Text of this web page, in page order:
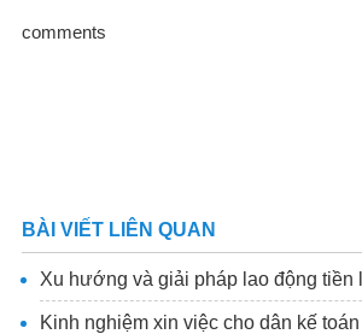
comments
BÀI VIẾT LIÊN QUAN
Xu hướng và giải pháp lao động tiền
Kinh nghiệm xin việc cho dân kế toán